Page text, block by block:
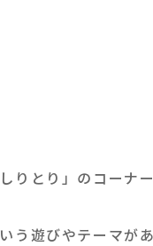
りとり」のコーナ
う遊びやテーマが